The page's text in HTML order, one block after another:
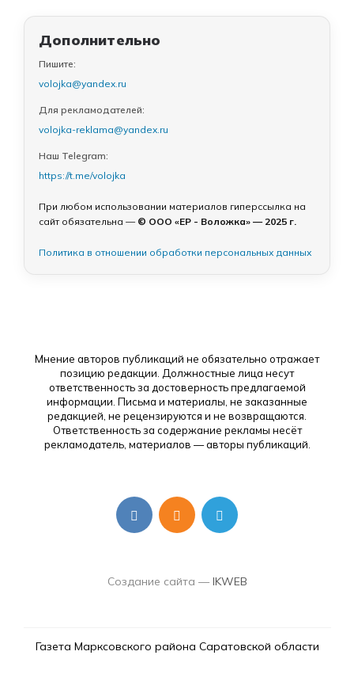
Дополнительно
Пишите:
volojka@yandex.ru
Для рекламодателей:
volojka-reklama@yandex.ru
Наш Telegram:
https://t.me/volojka
При любом использовании материалов гиперссылка на
сайт обязательна — © ООО «ЕР - Воложка» — 2025 г.
Политика в отношении обработки персональных данных
Мнение авторов публикаций не обязательно отражает
позицию редакции. Должностные лица несут
ответственность за достоверность предлагаемой
информации. Письма и материалы, не заказанные
редакцией, не рецензируются и не возвращаются.
Ответственность за содержание рекламы несёт
рекламодатель, материалов — авторы публикаций.
Создание сайта — IKWEB
Газета Марксовского района Саратовской области